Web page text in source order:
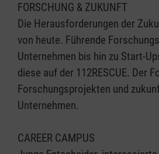
FORSCHUNG & ZUKUNFT
Die Herausforderungen der
von heute. Führende
Unternehmen bis hin zu Start-
diese auf der 112RESCUE. Der
Forschungsprojekten und
Unternehmen.
CAREER CAMPUS